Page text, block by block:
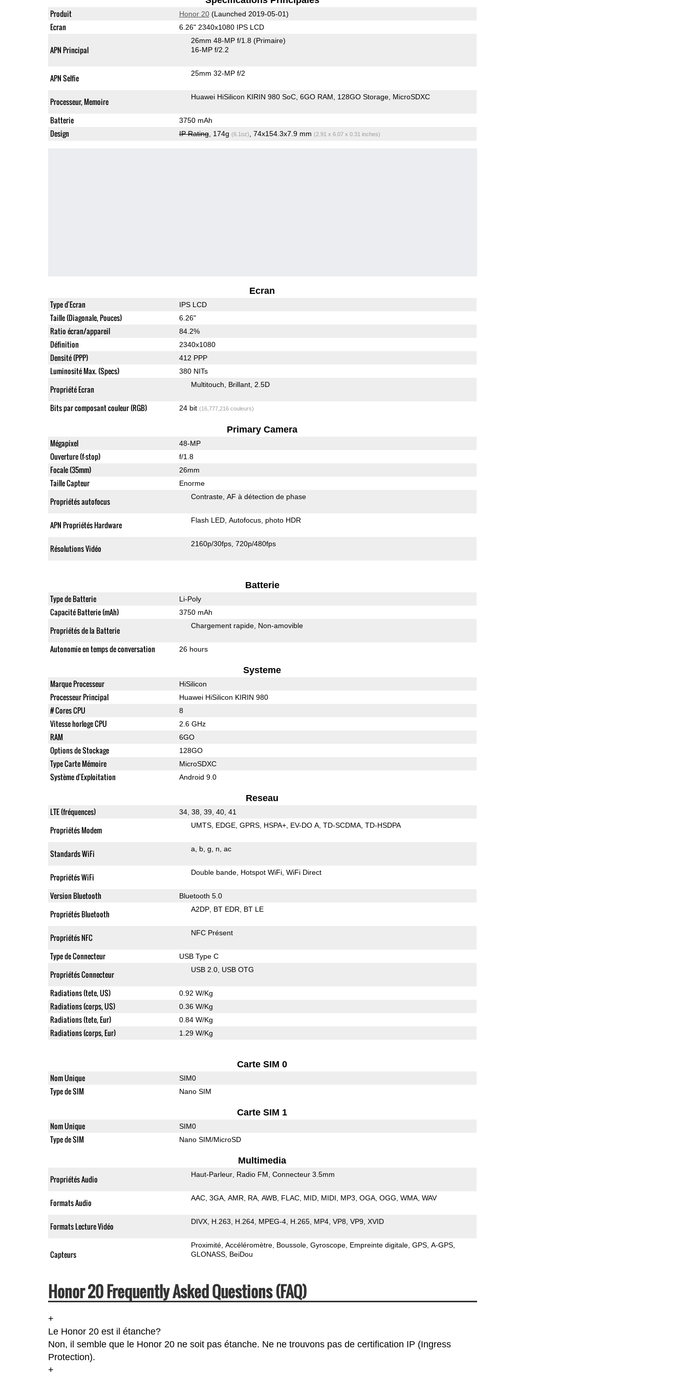
Produit Honor 20(Launched 2019-05-01)
Ecran 6.26" 2340x1080 IPS LCD
APN Principal
26mm 48-MP f/1.8 (Primaire)
16-MP f/2.2
APN Selfie 25mm 32-MP f/2
Processeur, Memoire Huawei HiSilicon KIRIN 980 SoC 6GO RAM 128GO Storage MicroSDXC
Batterie 3750 mAh
Design IP Rating, 174g (6.1oz) , 74x154.3x7.9 mm (2.91 x 6.07 x 0.31 inches)
Ecran
Type d'Ecran IPS LCD
Taille (Diagonale, Pouces) 6.26"
Ratio écran/appareil 84.2%
Définition 2340x1080
Densité (PPP) 412 PPP
Luminosité Max. (Specs) 380 NITs
Propriété Ecran Multitouch Brillant 2.5D
Bits par composant couleur (RGB) 24 bit (16,777,216 couleurs)
Primary Camera
Mégapixel 48-MP
Ouverture (f-stop) f/1.8
Focale (35mm) 26mm
Taille Capteur Enorme
Propriétés autofocus Contraste AF à détection de phase
APN Propriétés Hardware Flash LED Autofocus photo HDR
Résolutions Vidéo 2160p/30fps 720p/480fps
Batterie
Type de Batterie Li-Poly
Capacité Batterie (mAh) 3750 mAh
Propriétés de la Batterie Chargement rapide Non-amovible
Autonomie en temps de conversation 26 hours
Systeme
Marque Processeur HiSilicon
Processeur Principal Huawei HiSilicon KIRIN 980
# Cores CPU 8
Vitesse horloge CPU 2.6 GHz
RAM 6GO
Options de Stockage 128GO
Type Carte Mémoire MicroSDXC
Système d'Exploitation Android 9.0
Reseau
LTE (fréquences) 34, 38, 39, 40, 41
Propriétés Modem UMTS EDGE GPRS HSPA+ EV-DO A TD-SCDMA TD-HSDPA
Standards WiFi a b g n ac
Propriétés WiFi Double bande Hotspot WiFi WiFi Direct
Version Bluetooth Bluetooth 5.0
Propriétés Bluetooth A2DP BT EDR BT LE
Propriétés NFC NFC Présent
Type de Connecteur USB Type C
Propriétés Connecteur USB 2.0 USB OTG
Radiations (tete, US) 0.92 W/Kg
Radiations (corps, US) 0.36 W/Kg
Radiations (tete, Eur) 0.84 W/Kg
Radiations (corps, Eur) 1.29 W/Kg
Carte SIM 0
Nom Unique SIM0
Type de SIM Nano SIM
Carte SIM 1
Nom Unique SIM0
Type de SIM Nano SIM/MicroSD
Multimedia
Propriétés Audio Haut-Parleur Radio FM Connecteur 3.5mm
Formats Audio AAC 3GA AMR RA AWB FLAC MID MIDI MP3 OGA OGG WMA WAV
Formats Lecture Vidéo DIVX H.263 H.264 MPEG-4 H.265 MP4 VP8 VP9 XVID
Capteurs
Proximité Accéléromètre Boussole Gyroscope Empreinte digitale GPS A-GPS
GLONASS BeiDou
Honor 20 Frequently Asked Questions (FAQ)
+
Le Honor 20 est il étanche?
Non, il semble que le Honor 20 ne soit pas étanche. Ne ne trouvons pas de certification IP (Ingress
Protection).
+